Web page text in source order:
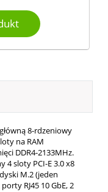
8-rdzeniowy
na RAM
DDR4-2133MHz.
4 sloty PCI-E 3.0 x8
M.2 (jeden
RJ45 10 GbE, 2